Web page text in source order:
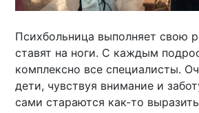
Психбольница выполняет свою
ставят на ноги. С каждым
комплексно все специалисты.
дети, чувствуя внимание и
сами стараются как-то